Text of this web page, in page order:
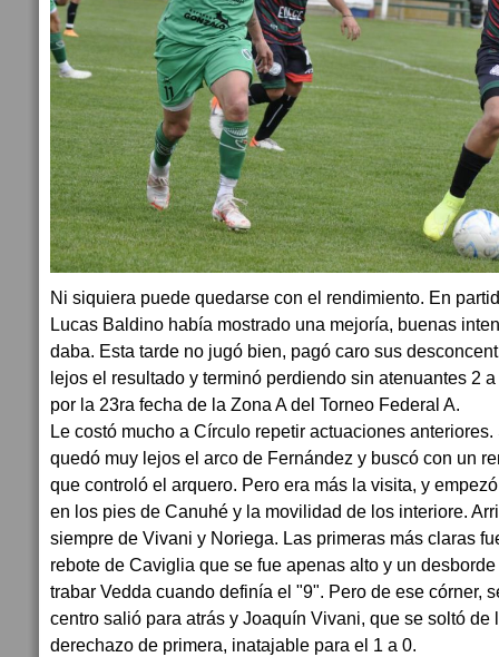
Ni siquiera puede quedarse con el rendimiento. En
Lucas Baldino había mostrado una mejoría, buenas
daba. Esta tarde no jugó bien, pagó caro sus
lejos el resultado y terminó perdiendo sin atenuantes 2
por la 23ra fecha de la Zona A del Torneo Federal A.
Le costó mucho a Círculo repetir actuaciones
quedó muy lejos el arco de Fernández y buscó con un
que controló el arquero. Pero era más la visita, y
en los pies de Canuhé y la movilidad de los interiore.
siempre de Vivani y Noriega. Las primeras más claras
rebote de Caviglia que se fue apenas alto y un
trabar Vedda cuando definía el "9". Pero de ese córner,
centro salió para atrás y Joaquín Vivani, que se soltó de
derechazo de primera, inatajable para el 1 a 0.